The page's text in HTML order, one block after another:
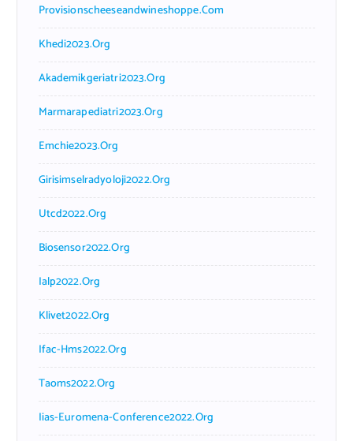
Provisionscheeseandwineshoppe.com
Khedi2023.org
Akademikgeriatri2023.org
Marmarapediatri2023.org
Emchie2023.org
Girisimselradyoloji2022.org
Utcd2022.org
Biosensor2022.org
Ialp2022.org
Klivet2022.org
Ifac-Hms2022.org
Taoms2022.org
Iias-Euromena-Conference2022.org